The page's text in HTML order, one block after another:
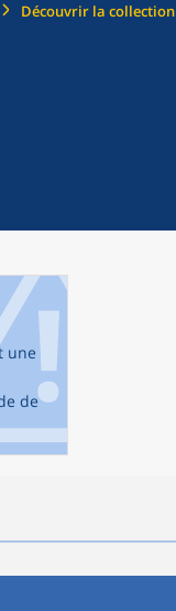
Découvrir la collection
une
de